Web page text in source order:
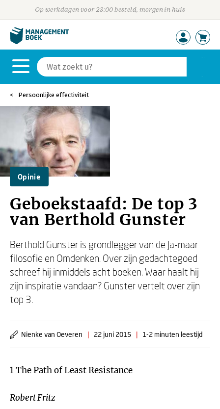
Op werkdagen voor 23:00 besteld, morgen in huis
Persoonlijke effectiviteit
Opinie
Geboekstaafd: De top 3
van Berthold Gunster
Berthold Gunster is grondlegger van de Ja-maar
filosofie en Omdenken. Over zijn gedachtegoed
schreef hij inmiddels acht boeken. Waar haalt hij
zijn inspiratie vandaan? Gunster vertelt over zijn
top 3.
Nienke van Oeveren | 22 juni 2015 | 1-2 minuten leestijd
1 The Path of Least Resistance
Robert Fritz